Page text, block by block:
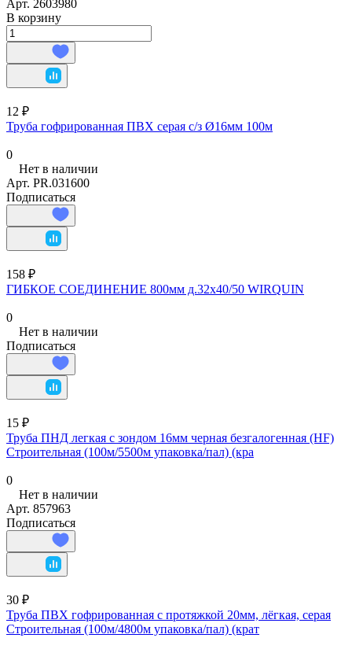
Арт. 2603980
В корзину
12 ₽
Труба гофрированная ПВХ серая с/з Ø16мм 100м
0
Нет в наличии
Арт. PR.031600
Подписаться
158 ₽
ГИБКОЕ СОЕДИНЕНИЕ 800мм д.32х40/50 WIRQUIN
0
Нет в наличии
Подписаться
15 ₽
Труба ПНД легкая с зондом 16мм черная безгалогенная (HF)
Строительная (100м/5500м упаковка/пал) (кра
0
Нет в наличии
Арт. 857963
Подписаться
30 ₽
Труба ПВХ гофрированная с протяжкой 20мм, лёгкая, серая
Строительная (100м/4800м упаковка/пал) (крат